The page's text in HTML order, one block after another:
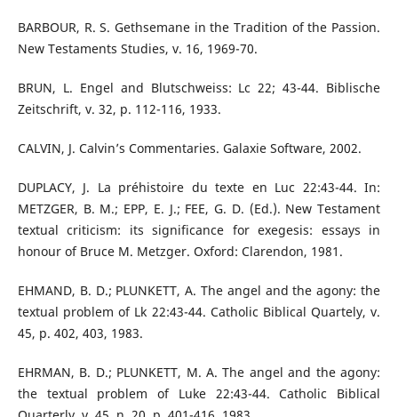
BARBOUR, R. S. Gethsemane in the Tradition of the Passion.
New Testaments Studies, v. 16, 1969-70.
BRUN, L. Engel and Blutschweiss: Lc 22; 43-44. Biblische
Zeitschrift, v. 32, p. 112-116, 1933.
CALVIN, J. Calvin’s Commentaries. Galaxie Software, 2002.
DUPLACY, J. La préhistoire du texte en Luc 22:43-44. In:
METZGER, B. M.; EPP, E. J.; FEE, G. D. (Ed.). New Testament
textual criticism: its significance for exegesis: essays in
honour of Bruce M. Metzger. Oxford: Clarendon, 1981.
EHMAND, B. D.; PLUNKETT, A. The angel and the agony: the
textual problem of Lk 22:43-44. Catholic Biblical Quartely, v.
45, p. 402, 403, 1983.
EHRMAN, B. D.; PLUNKETT, M. A. The angel and the agony:
the textual problem of Luke 22:43-44. Catholic Biblical